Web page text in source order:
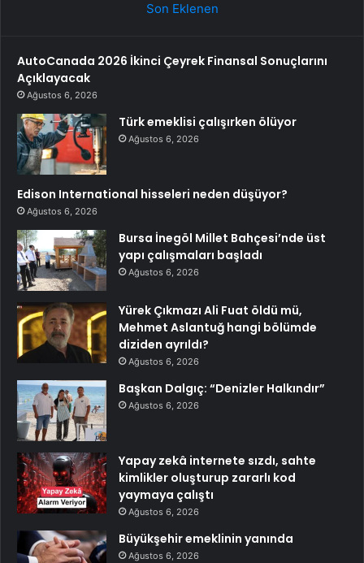
Son Eklenen
AutoCanada 2026 İkinci Çeyrek Finansal Sonuçlarını
Açıklayacak
Ağustos 6, 2026
Türk emeklisi çalışırken ölüyor
Ağustos 6, 2026
Edison International hisseleri neden düşüyor?
Ağustos 6, 2026
Bursa İnegöl Millet Bahçesi’nde üst
yapı çalışmaları başladı
Ağustos 6, 2026
Yürek Çıkmazı Ali Fuat öldü mü,
Mehmet Aslantuğ hangi bölümde
diziden ayrıldı?
Ağustos 6, 2026
Başkan Dalgıç: “Denizler Halkındır”
Ağustos 6, 2026
Yapay zekâ internete sızdı, sahte
kimlikler oluşturup zararlı kod
yaymaya çalıştı
Ağustos 6, 2026
Büyükşehir emeklinin yanında
Ağustos 6, 2026